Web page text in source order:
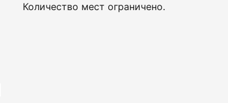
Количество мест ограничено.